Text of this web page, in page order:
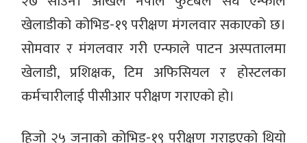
खेलाडीको कोभिड-१९ परीक्षण मंगलवार सकाएको छ।
सोमवार र मंगलवार गरी एन्फाले पाटन अस्पतालमा
खेलाडी, प्रशिक्षक, टिम अफिसियल र होस्टलका
कर्मचारीलाई पीसीआर परीक्षण गराएको हो।
हिजो २५ जनाको कोभिड-१९ परीक्षण गराइएको थियो